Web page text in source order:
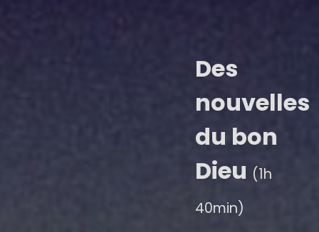
Des
nouvelles
du bon
Dieu (1h
40min)